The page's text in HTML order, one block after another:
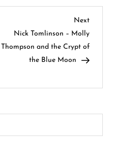
Next
Post
Next
Nick Tomlinson – Molly
Thompson and the Crypt of
the Blue Moon